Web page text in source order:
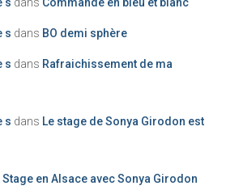
s dans BO demi sphère
s dans Rafraichissement de ma
s dans Le stage de Sonya Girodon est
Stage en Alsace avec Sonya Girodon